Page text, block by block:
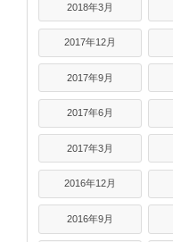
2018年3月
2017年12月
2017年9月
2017年6月
2017年3月
2016年12月
2016年9月